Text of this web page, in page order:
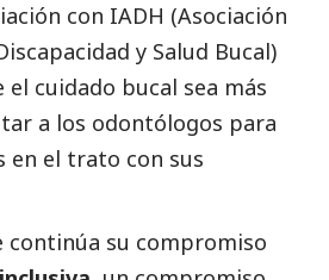
con IADH (Asociación
y Salud Bucal)
el cuidado bucal sea más
a los odontólogos para
en el trato con sus
continúa su compromiso